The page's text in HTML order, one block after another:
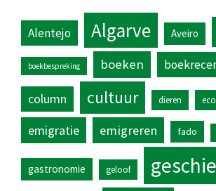
Alentejo Algarve Aveiro
boekbespreking boeken
column cultuur dieren
emigratie emigreren fado
gastronomie geloof